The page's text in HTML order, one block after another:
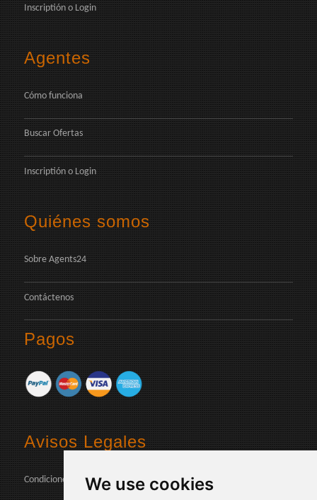
We use cookies
Inscriptión o Login
Agentes
Cómo funciona
Buscar Ofertas
Inscriptión o Login
Quiénes somos
Sobre Agents24
Contáctenos
Pagos
Avisos Legales
Condiciones